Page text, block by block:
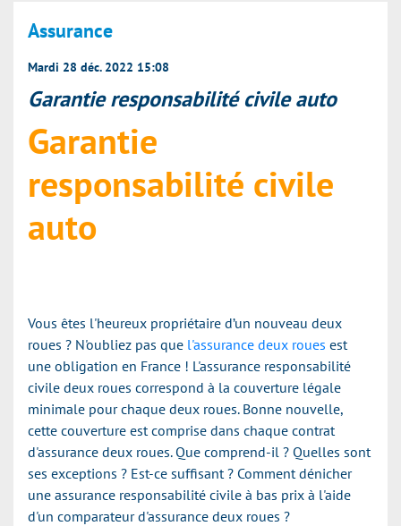
Assurance
Mardi 28 déc. 2022 15:08
Garantie responsabilité civile auto
Garantie
responsabilité civile
auto
Vous êtes l'heureux propriétaire d’un nouveau deux
roues ? N'oubliez pas que l'assurance deux roues est
une obligation en France ! L'assurance responsabilité
civile deux roues correspond à la couverture légale
minimale pour chaque deux roues. Bonne nouvelle,
cette couverture est comprise dans chaque contrat
d'assurance deux roues. Que comprend-il ? Quelles sont
ses exceptions ? Est-ce suffisant ? Comment dénicher
une assurance responsabilité civile à bas prix à l'aide
d'un comparateur d'assurance deux roues ?